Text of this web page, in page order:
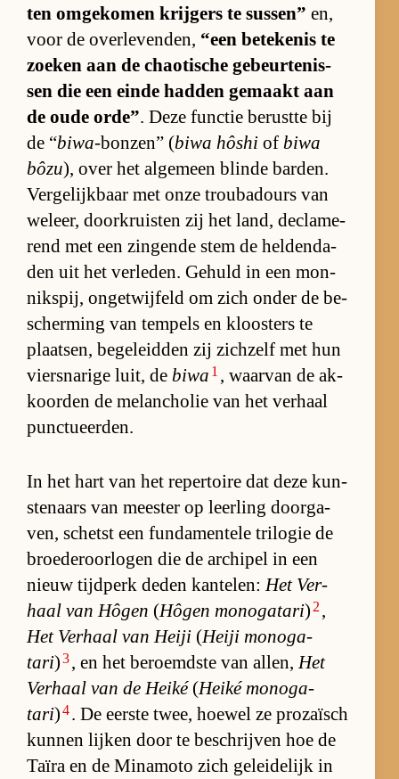
ten om­ge­ko­men krij­gers te sus­sen” en,
voor de over­le­ven­den, “een be­te­ke­nis te
zoe­ken aan de cha­o­ti­sche ge­beur­te­nis­
sen die een einde had­den ge­maakt aan
de oude or­de”. Deze func­tie be­rustte bij
de “biwa-bon­zen” (biwa hôshi of biwa
bôzu), over het al­ge­meen blinde bar­den.
Ver­ge­lijk­baar met onze trou­ba­dours van
wel­eer, door­kruis­ten zij het land, de­cla­me­
rend met een zin­gende stem de hel­den­da­
den uit het ver­le­den. Ge­huld in een mon­
niks­pij, on­ge­twij­feld om zich on­der de be­
scher­ming van tem­pels en kloos­ters te
plaat­sen, be­ge­leid­den zij zichzelf met hun
viersna­rige luit, de biwa 1 , waar­van de ak­
koor­den de me­lan­cho­lie van het ver­haal
punc­tu­eer­den.
In het hart van het re­per­toire dat deze kun­
ste­naars van mees­ter op leer­ling door­ga­
ven, schetst een fun­da­men­tele tri­lo­gie de
broe­der­oor­lo­gen die de ar­chi­pel in een
nieuw tijd­perk de­den kan­te­len: Het Ver­
haal van Hô­gen (Hô­gen mo­no­ga­tari) 2 ,
Het Ver­haal van Heiji (Heiji mo­no­ga­
tari)3, en het be­roemd­ste van al­len, Het
Ver­haal van de Heiké(Heiké mo­no­ga­
tari)4. De eer­ste twee, hoe­wel ze pro­za­ïsch
kun­nen lij­ken door te be­schrij­ven hoe de
Ta­ïra en de Mi­na­moto zich ge­lei­de­lijk in